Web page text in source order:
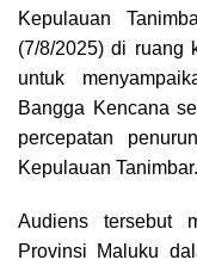
o
o
k
d
A
p
r
m
Kepulauan
(7/8/2025) di ruang
untuk
Bangga Kencana
percepatan
Kepulauan Tanimbar.
Audiens tersebut
Provinsi Maluku